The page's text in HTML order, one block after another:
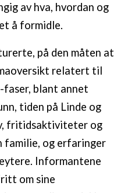
av hva, hvordan og
å formidle.
på den måten at
relatert til
blant annet
tiden på Linde og
fritidsaktiviteter og
familie, og erfaringer
Informantene
om sine